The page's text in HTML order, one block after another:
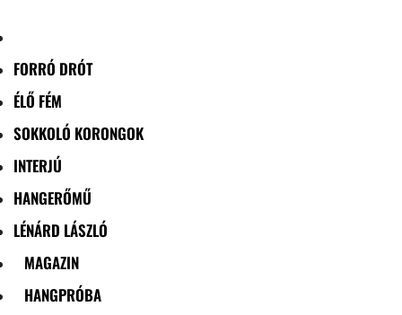
FORRÓ DRÓT
ÉLŐ FÉM
SOKKOLÓ KORONGOK
INTERJÚ
HANGERŐMŰ
LÉNÁRD LÁSZLÓ
MAGAZIN
HANGPRÓBA